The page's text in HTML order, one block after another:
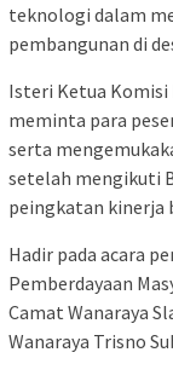
teknologi dalam
pembangunan di
Isteri Ketua Komisi
meminta para
serta
setelah mengikuti
peingkatan kinerja
Hadir pada acara
Pemberdayaan
Camat Wanaraya
Wanaraya Trisno